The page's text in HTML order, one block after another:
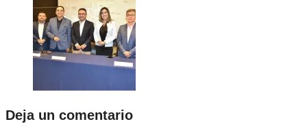
Deja un comentario